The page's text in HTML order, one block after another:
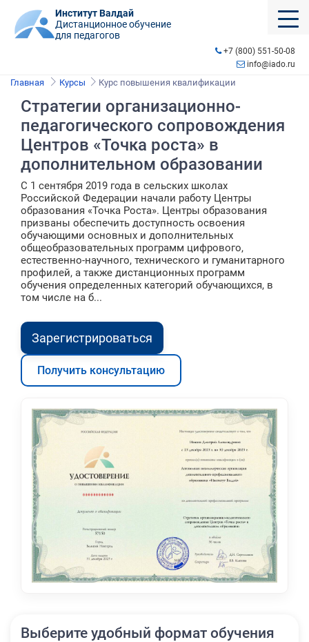
Институт Валдай
Дистанционное обучение
для педагогов
+7 (800) 551-50-08
info@iado.ru
Главная Курсы Курс повышения квалификации
Стратегии организационно-
педагогического сопровождения
Центров «Точка роста» в
дополнительном образовании
С 1 сентября 2019 года в сельских школах
Российской Федерации начали работу Центры
образования «Точка Роста». Центры образования
призваны обеспечить доступность освоения
обучающими основных и дополнительных
общеобразовательных программ цифрового,
естественно-научного, технического и гуманитарного
профилей, а также дистанционных программ
обучения определенных категорий обучающихся, в
том числе на б...
Зарегистрироваться
Получить консультацию
Выберите удобный формат обучения